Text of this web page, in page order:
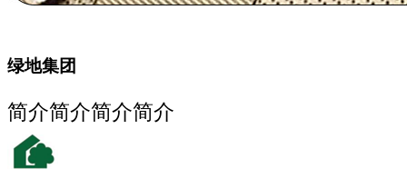
绿地集团
简介简介简介简介